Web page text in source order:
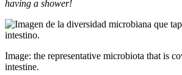
having a shower!
Image: the representative microbiota that is
intestine.